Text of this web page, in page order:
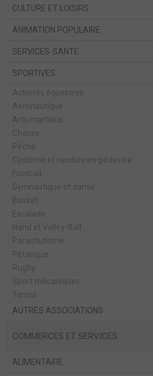
CULTURE ET LOISIRS
ANIMATION POPULAIRE
SERVICES-SANTE
SPORTIVES
Activités équestres
Aéronautique
Arts martiaux
Chasse
Pêche
Cyclisme et randonnée pédestre
Football
Gymnastique et danse
Basket
Escalade
Hand et Volley-Ball
Parachutisme
Pétanque
Rugby
Sport mécaniques
Tennis
AUTRES ASSOCIATIONS
COMMERCES ET SERVICES
ALIMENTAIRE